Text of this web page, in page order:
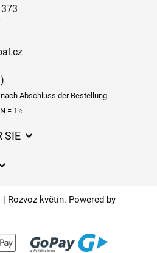
Abschluss der Bestellung
= 1⭐
SIE
der Möglichkeiten
Rozvoz květin. Powered by